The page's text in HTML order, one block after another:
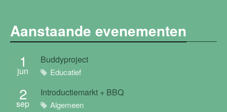
Aanstaande evenementen
1
jun
Buddyproject
Educatief
2
sep
Introductiemarkt + BBQ
Algemeen